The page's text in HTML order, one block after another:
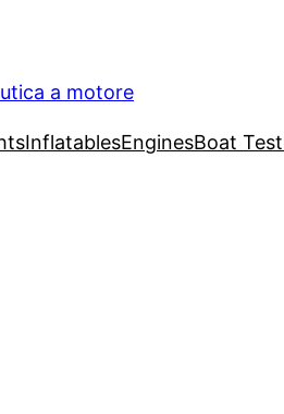
a motore
InflatablesEnginesBoat